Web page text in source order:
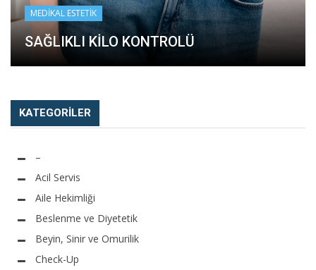
NAD+ IV TERAPISI: ZAMANI GERI
ÇEVIRIN!
KATEGORILER
–
Acil Servis
Aile Hekimliği
Beslenme ve Diyetetik
Beyin, Sinir ve Omurilik
Check-Up